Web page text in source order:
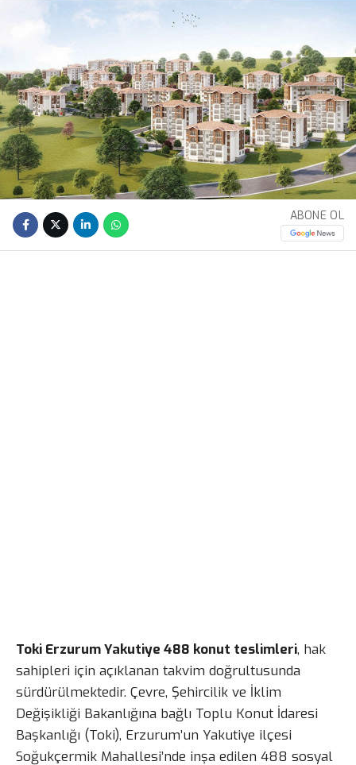
ABONE OL
Toki Erzurum Yakutiye 488 konut teslimleri, hak
sahipleri için açıklanan takvim doğrultusunda
sürdürülmektedir. Çevre, Şehircilik ve İklim
Değişikliği Bakanlığına bağlı Toplu Konut İdaresi
Başkanlığı (Toki), Erzurum’un Yakutiye ilçesi
Soğukçermik Mahallesi’nde inşa edilen 488 sosyal